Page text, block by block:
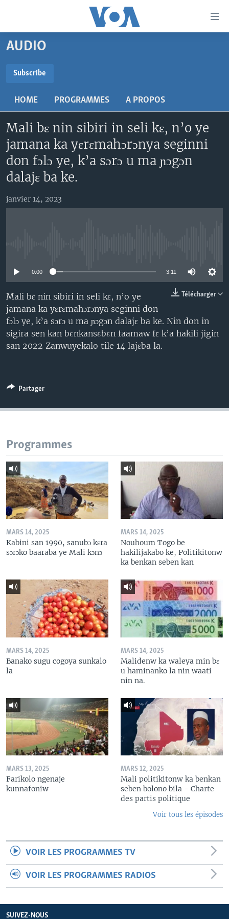
Menu
principal
navigation
principale
Retour
la
recherche
MALI KURA
RADIO
AN BA FO!
FARAFINA FOLI
Learning English
SUIVEZ-NOUS
AUDIO
Subscribe
HOME PROGRAMMES A PROPOS
Mali bɛ nin sibiri in seli kɛ, n’o ye
jamana ka yɛrɛmahɔrɔnya seginni
don fɔlɔ ye, k’a sɔrɔ u ma ɲɔgɔn
dalajɛ ba ke.
janvier 14, 2023
0:00 3:11
Télécharger
Mali bɛ nin sibiri in seli kɛ, n’o ye
jamana ka yɛrɛmahɔrɔnya seginni don
fɔlɔ ye, k’a sɔrɔ u ma ɲɔgɔn dalajɛ ba ke. Nin don in
sigira sen kan bεnkansεbεn faamaw fɛ k’a hakili jigin
san 2022 Zanwuyekalo tile 14 lajɛba la.
Partager
Programmes
MARS 14, 2025
Kabini san 1990, sanubɔ kɛra
sɔrɔko baaraba ye Mali kɔnɔ
MARS 14, 2025
Nouhoum Togo be
hakilijakabo ke, Politikitonw
ka benkan seben kan
MARS 14, 2025
Banako sugu cogoya sunkalo
la
MARS 14, 2025
Malidenw ka waleya min bɛ
u haminanko la nin waati
nin na.
MARS 13, 2025
Farikolo ngenaje
kunnafoniw
MARS 12, 2025
Mali politikitonw ka benkan
seben bolono bila - Charte
des partis politique
Voir tous les épisodes
VOIR LES PROGRAMMES TV
VOIR LES PROGRAMMES RADIOS
SUIVEZ-NOUS